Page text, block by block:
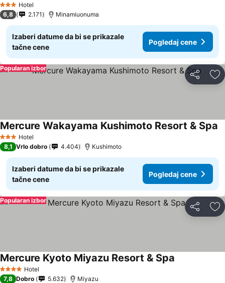
3 Zvezdice
Hotel
6,8 2.171 Minamiuonuma
Izaberi datume da bi se prikazale
tačne cene
Pogledaj cene
Deli
Popularan izbor
3 Zvezdice
Hotel
Mercure Wakayama Kushimoto Resort & Spa
8,1 Vrlo dobro 4.404 Kushimoto
Izaberi datume da bi se prikazale
tačne cene
Pogledaj cene
Deli
Popularan izbor
4 ZvezdiceHotel
Mercure Kyoto Miyazu Resort & Spa
7,8 Dobro 5.632 Miyazu